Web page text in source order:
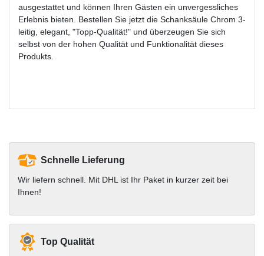
ausgestattet und können Ihren Gästen ein unvergessliches
Erlebnis bieten. Bestellen Sie jetzt die Schanksäule Chrom 3-
leitig, elegant, "Topp-Qualität!" und überzeugen Sie sich
selbst von der hohen Qualität und Funktionalität dieses
Produkts.
Schnelle Lieferung
Wir liefern schnell. Mit DHL ist Ihr Paket in kurzer zeit bei
Ihnen!
Top Qualität